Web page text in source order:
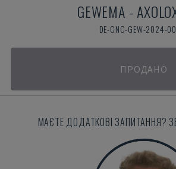
GEWEMA -
DE-CNC-GEW-2024-
ПРОДАНО
МАЄТЕ ДОДАТКОВІ ЗАПИТАННЯ?